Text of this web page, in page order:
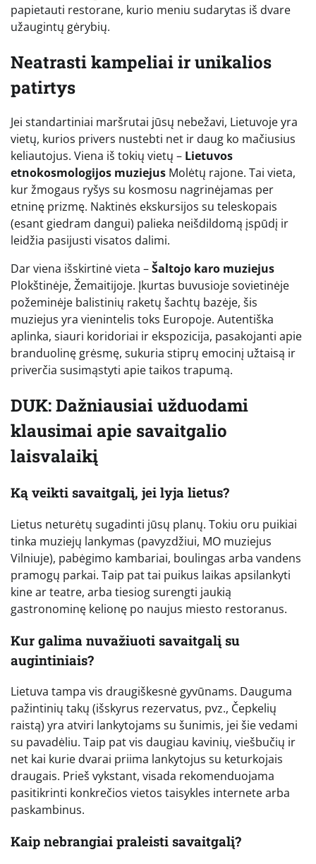
papietauti restorane, kurio meniu sudarytas iš dvare
užaugintų gėrybių.
Neatrasti kampeliai ir unikalios
patirtys
Jei standartiniai maršrutai jūsų nebežavi, Lietuvoje yra
vietų, kurios privers nustebti net ir daug ko mačiusius
keliautojus. Viena iš tokių vietų – Lietuvos
etnokosmologijos muziejus Molėtų rajone. Tai vieta,
kur žmogaus ryšys su kosmosu nagrinėjamas per
etninę prizmę. Naktinės ekskursijos su teleskopais
(esant giedram dangui) palieka neišdildomą įspūdį ir
leidžia pasijusti visatos dalimi.
Dar viena išskirtinė vieta –Šaltojo karo muziejus
Plokštinėje, Žemaitijoje. Įkurtas buvusioje sovietinėje
požeminėje balistinių raketų šachtų bazėje, šis
muziejus yra vienintelis toks Europoje. Autentiška
aplinka, siauri koridoriai ir ekspozicija, pasakojanti apie
branduolinę grėsmę, sukuria stiprų emocinį užtaisą ir
priverčia susimąstyti apie taikos trapumą.
DUK: Dažniausiai užduodami
klausimai apie savaitgalio
laisvalaikį
Ką veikti savaitgalį, jei lyja lietus?
Lietus neturėtų sugadinti jūsų planų. Tokiu oru puikiai
tinka muziejų lankymas (pavyzdžiui, MO muziejus
Vilniuje), pabėgimo kambariai, boulingas arba vandens
pramogų parkai. Taip pat tai puikus laikas apsilankyti
kine ar teatre, arba tiesiog surengti jaukią
gastronominę kelionę po naujus miesto restoranus.
Kur galima nuvažiuoti savaitgalį su
augintiniais?
Lietuva tampa vis draugiškesnė gyvūnams. Dauguma
pažintinių takų (išskyrus rezervatus, pvz., Čepkelių
raistą) yra atviri lankytojams su šunimis, jei šie vedami
su pavadėliu. Taip pat vis daugiau kavinių, viešbučių ir
net kai kurie dvarai priima lankytojus su keturkojais
draugais. Prieš vykstant, visada rekomenduojama
pasitikrinti konkrečios vietos taisykles internete arba
paskambinus.
Kaip nebrangiai praleisti savaitgalį?